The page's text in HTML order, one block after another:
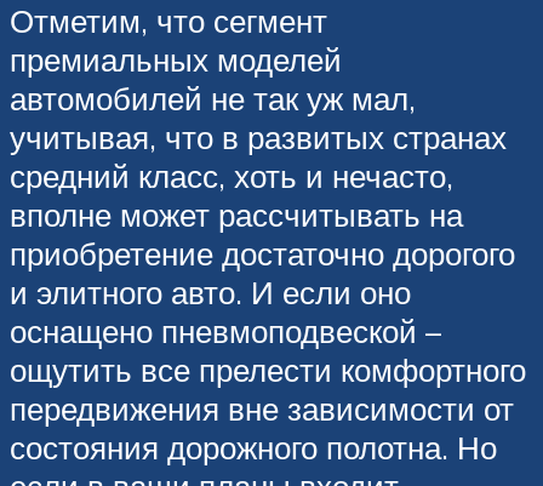
Отметим, что сегмент
премиальных моделей
автомобилей не так уж мал,
учитывая, что в развитых странах
средний класс, хоть и нечасто,
вполне может рассчитывать на
приобретение достаточно дорогого
и элитного авто. И если оно
оснащено пневмоподвеской –
ощутить все прелести комфортного
передвижения вне зависимости от
состояния дорожного полотна. Но